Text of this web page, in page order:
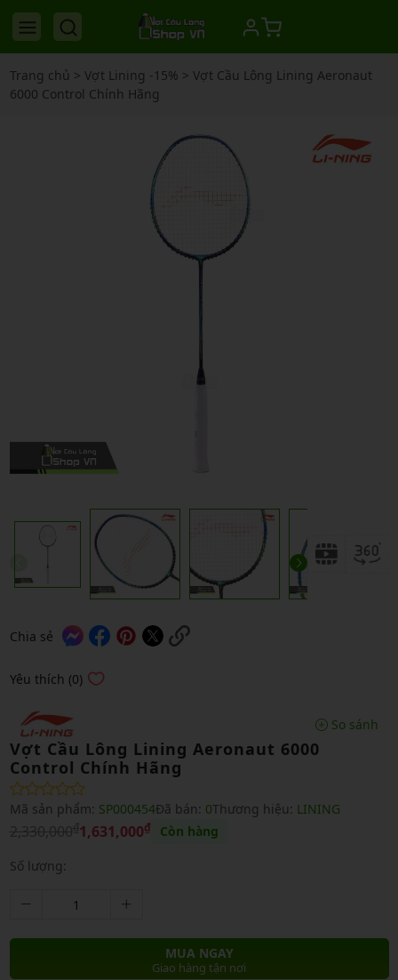
Trang chủ > Vợt Lining -15% > Vợt Cầu Lông Lining Aeronaut
6000 Control Chính Hãng
Chia sẻ
Yêu thích (0)
So sánh
Vợt Cầu Lông Lining Aeronaut 6000
Control Chính Hãng
Mã sản phẩm: SP000454Đã bán: 0Thương hiệu: LINING
1,631,000₫
2,330,000₫ Còn hàng
Số lượng:
MUA NGAY
Giao hàng tận nơi